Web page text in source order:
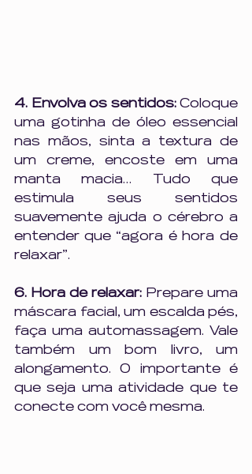
4. Envolva os sentidos: Coloque
uma gotinha de óleo essencial
nas mãos, sinta a textura de
um creme, encoste em uma
manta macia… Tudo que
estimula seus sentidos
suavemente ajuda o cérebro a
entender que “agora é hora de
relaxar”.
6. Hora de relaxar: Prepare uma
máscara facial, um escalda pés,
faça uma automassagem. Vale
também um bom livro, um
alongamento. O importante é
que seja uma atividade que te
conecte com você mesma.